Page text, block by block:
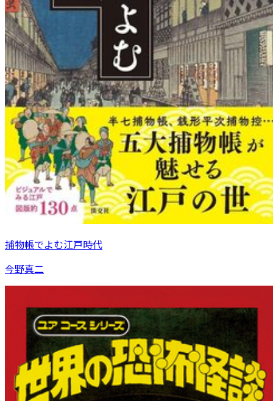
捕物帳でよむ江戸時代
今野真二